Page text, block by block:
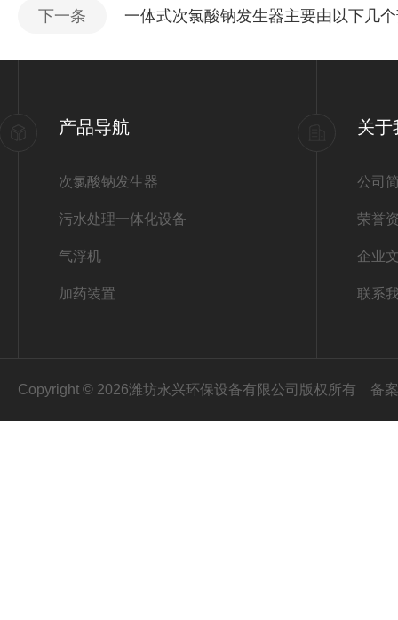
下一条 一体式次氯酸钠发生器主要由以下几
产品导航
次氯酸钠发生器
污水处理一体化设备
气浮机
加药装置
关于
公司
荣誉
企业
联系
Copyright © 2026潍坊永兴环保设备有限公司版权所有 备